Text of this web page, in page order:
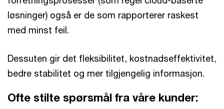
løsninger) også er de som rapporterer raskest
med minst feil.
Dessuten gir det fleksibilitet, kostnadseffektivitet,
bedre stabilitet og mer tilgjengelig informasjon.
Ofte stilte spørsmål fra våre kunder: